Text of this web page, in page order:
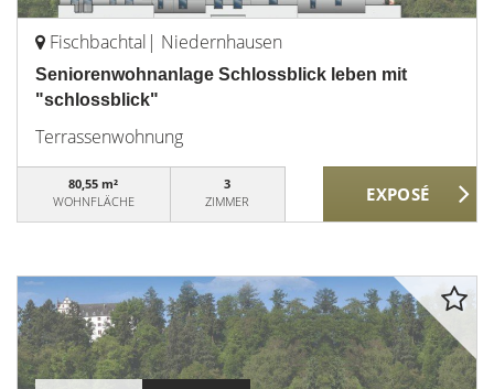
Fischbachtal| Niedernhausen
Seniorenwohnanlage Schlossblick leben mit
"schlossblick"
Terrassenwohnung
80,55 m²
WOHNFLÄCHE
3
ZIMMER